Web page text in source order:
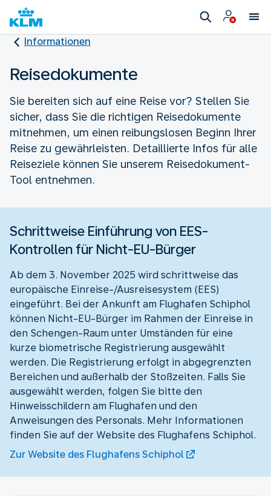
Informationen
Reisedokumente
Sie bereiten sich auf eine Reise vor? Stellen Sie
sicher, dass Sie die richtigen Reisedokumente
mitnehmen, um einen reibungslosen Beginn Ihrer
Reise zu gewährleisten. Detaillierte Infos für alle
Reiseziele können Sie unserem Reisedokument-
Tool entnehmen.
Schrittweise Einführung von EES-
Kontrollen für Nicht-EU-Bürger
Ab dem 3. November 2025 wird schrittweise das
europäische Einreise-/Ausreisesystem (EES)
eingeführt. Bei der Ankunft am Flughafen Schiphol
können Nicht-EU-Bürger im Rahmen der Einreise in
den Schengen-Raum unter Umständen für eine
kurze biometrische Registrierung ausgewählt
werden. Die Registrierung erfolgt in abgegrenzten
Bereichen und außerhalb der Stoßzeiten. Falls Sie
ausgewählt werden, folgen Sie bitte den
Hinweisschildern am Flughafen und den
Anweisungen des Personals. Mehr Informationen
finden Sie auf der Website des Flughafens Schiphol.
Zur Website des Flughafens Schiphol